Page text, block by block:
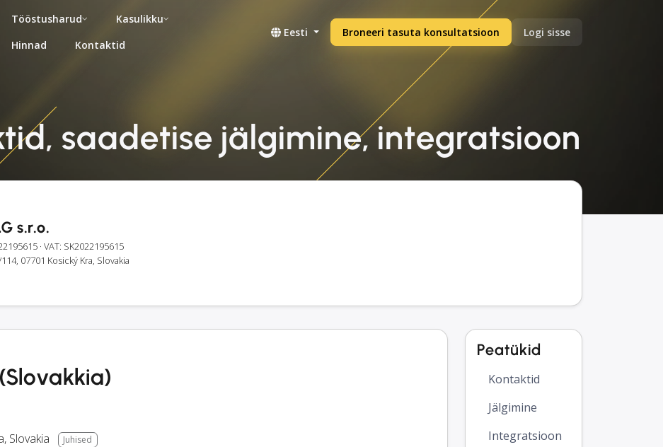
Tööstusharud
Kasulikku
Hinnad
Kontaktid
Eesti Broneeri tasuta konsultatsioon Logi sisse
saadetise jälgimine, integratsioon
s.r.o.
· VAT: SK2022195615
07701 Kosický Kra, Slovakia
, Slovakia Juhised
Peatükid
Kontaktid
Jälgimine
Integratsioon